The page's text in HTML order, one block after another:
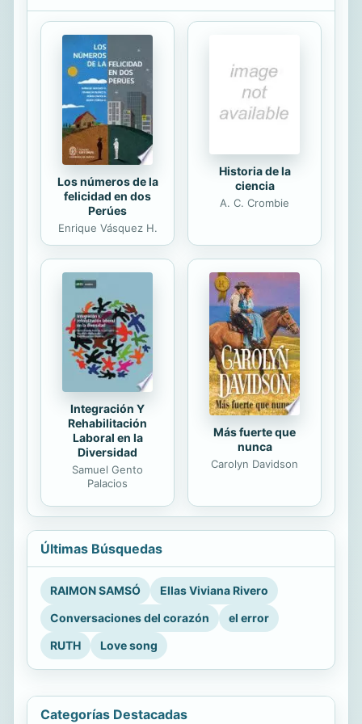
Los números de la
felicidad en dos
Perúes
Enrique Vásquez H.
Historia de la
ciencia
A. C. Crombie
Integración Y
Rehabilitación
Laboral en la
Diversidad
Samuel Gento
Palacios
Más fuerte que
nunca
Carolyn Davidson
Últimas Búsquedas
RAIMON SAMSÓ
Ellas Viviana Rivero
Conversaciones del corazón
el error
RUTH
Love song
Categorías Destacadas